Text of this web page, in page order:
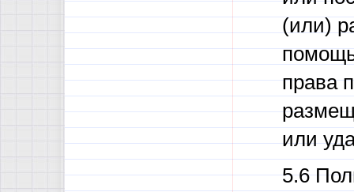
(или)
права
или
5.6